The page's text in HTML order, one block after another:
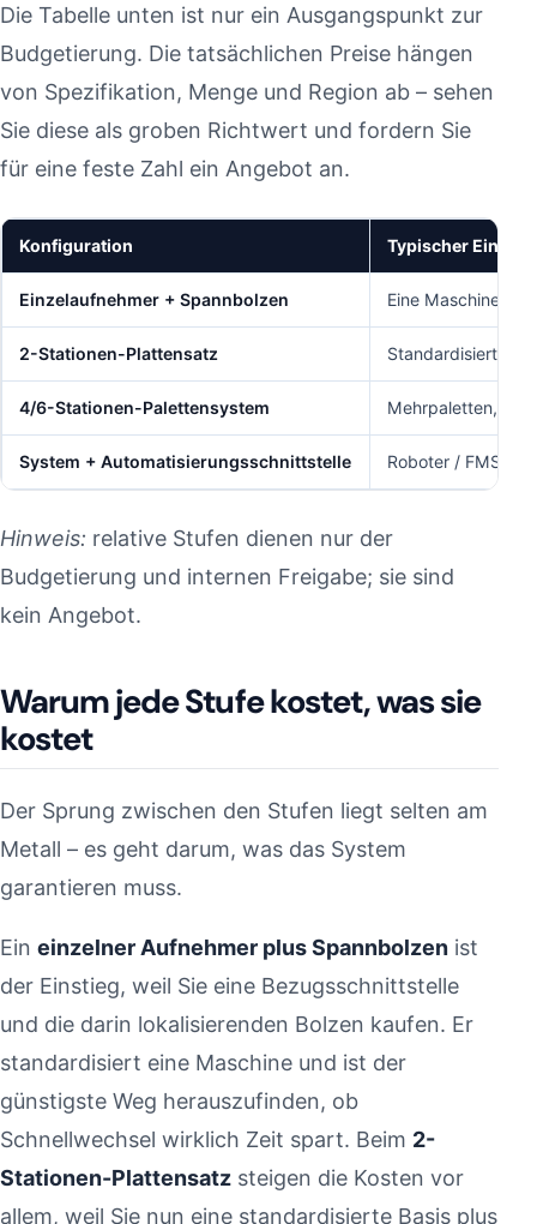
Die Tabelle unten ist nur ein Ausgangspunkt zur
Budgetierung. Die tatsächlichen Preise hängen
von Spezifikation, Menge und Region ab – sehen
Sie diese als groben Richtwert und fordern Sie
für eine feste Zahl ein Angebot an.
Konfiguration Typischer Einsatz
Einzelaufnehmer + Spannbolzen Eine Maschine,
2-Stationen-Plattensatz Standardisierte
4/6-Stationen-Palettensystem Mehrpaletten,
System + Automatisierungsschnittstelle Roboter / FMS,
Hinweis: relative Stufen dienen nur der
Budgetierung und internen Freigabe; sie sind
kein Angebot.
Warum jede Stufe kostet, was sie
kostet
Der Sprung zwischen den Stufen liegt selten am
Metall – es geht darum, was das System
garantieren muss.
Ein einzelner Aufnehmer plus Spannbolzen ist
der Einstieg, weil Sie eine Bezugsschnittstelle
und die darin lokalisierenden Bolzen kaufen. Er
standardisiert eine Maschine und ist der
günstigste Weg herauszufinden, ob
Schnellwechsel wirklich Zeit spart. Beim 2-
Stationen-Plattensatz steigen die Kosten vor
allem, weil Sie nun eine standardisierte Basis plus